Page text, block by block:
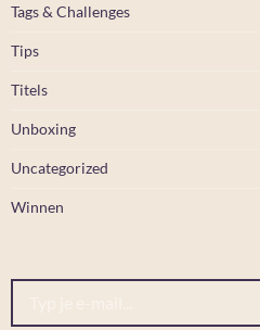
Tags & Challenges
Tips
Titels
Unboxing
Uncategorized
Winnen
Typ je e-mail...